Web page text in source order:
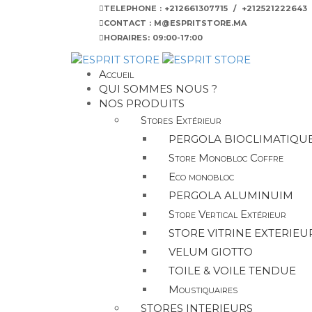
TELEPHONE : +212661307715 / +212521222643
CONTACT : M@ESPRITSTORE.MA
HORAIRES: 09:00-17:00
Accueil
QUI SOMMES NOUS ?
NOS PRODUITS
Stores Extérieur
PERGOLA
Store Monobloc Coffre
Eco monobloc
PERGOLA ALUMINUIM
Store Vertical Extérieur
STORE VITRINE
VELUM GIOTTO
TOILE & VOILE TENDUE
Moustiquaires
STORES INTERIEURS